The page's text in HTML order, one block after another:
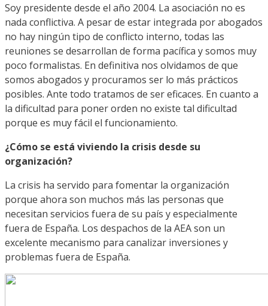
Soy presidente desde el año 2004. La asociación no es
nada conflictiva. A pesar de estar integrada por abogados
no hay ningún tipo de conflicto interno, todas las
reuniones se desarrollan de forma pacífica y somos muy
poco formalistas. En definitiva nos olvidamos de que
somos abogados y procuramos ser lo más prácticos
posibles. Ante todo tratamos de ser eficaces. En cuanto a
la dificultad para poner orden no existe tal dificultad
porque es muy fácil el funcionamiento.
¿Cómo se está viviendo la crisis desde su
organización?
La crisis ha servido para fomentar la organización
porque ahora son muchos más las personas que
necesitan servicios fuera de su país y especialmente
fuera de España. Los despachos de la AEA son un
excelente mecanismo para canalizar inversiones y
problemas fuera de España.